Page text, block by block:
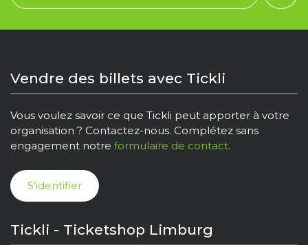
Vendre des billets avec Tickli
Vous voulez savoir ce que Tickli peut apporter à votre
organisation ? Contactez-nous. Complétez sans
engagement notre formulaire de contact.
S’identifier
Tickli - Ticketshop Limburg